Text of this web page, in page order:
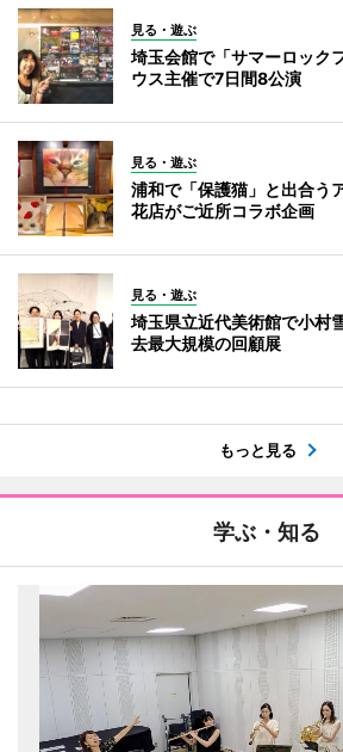
見る・遊ぶ
埼玉会館で「サマーロッ
ウス主催で7日間8公演
見る・遊ぶ
浦和で「保護猫」と出合
花店がご近所コラボ企画
見る・遊ぶ
埼玉県立近代美術館で小
去最大規模の回顧展
もっと見る
学ぶ・知る